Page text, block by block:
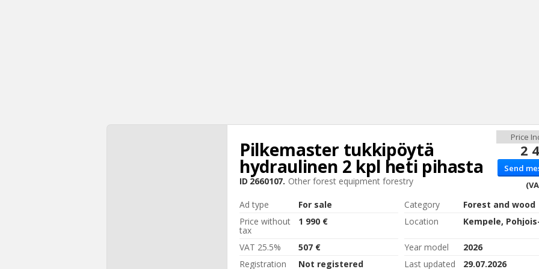
2
Send
Pilkemaster tukkipöytä
hydraulinen 2 kpl heti pihasta
ID 2660107. Other forest equipment forestry
Ad type For sale Category
Forest and wood
Price without
tax
1 990 € Location
VAT 25.5% 507 € Year model
2026
Registration
Not registered Last updated 29.07.2026